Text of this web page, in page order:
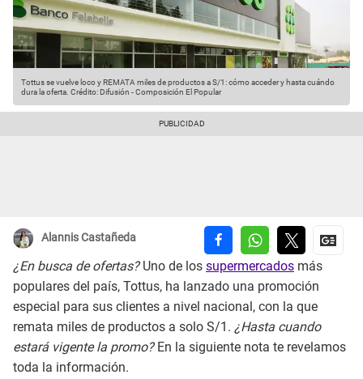
Tottus se vuelve loco y REMATA miles de productos a S/1: cómo acceder y hasta cuándo
dura la oferta. Crédito: Difusión - Composición El Popular
Alannis Castañeda
¿En busca de ofertas?Uno de los supermercados más
populares del país, Tottus, ha lanzado una promoción
especial para sus clientes a nivel nacional, con la que
remata miles de productos a solo S/1. ¿Hasta cuando
estará vigente la promo?En la siguiente nota te revelamos
toda la información.